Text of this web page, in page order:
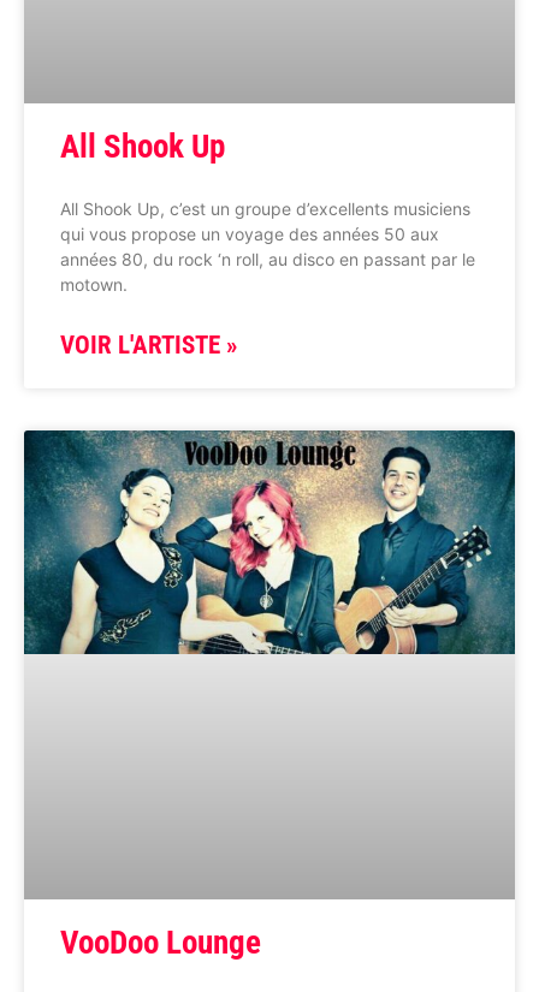
All Shook Up
All Shook Up, c’est un groupe d’excellents musiciens
qui vous propose un voyage des années 50 aux
années 80, du rock ‘n roll, au disco en passant par le
motown.
VOIR L'ARTISTE »
VooDoo Lounge